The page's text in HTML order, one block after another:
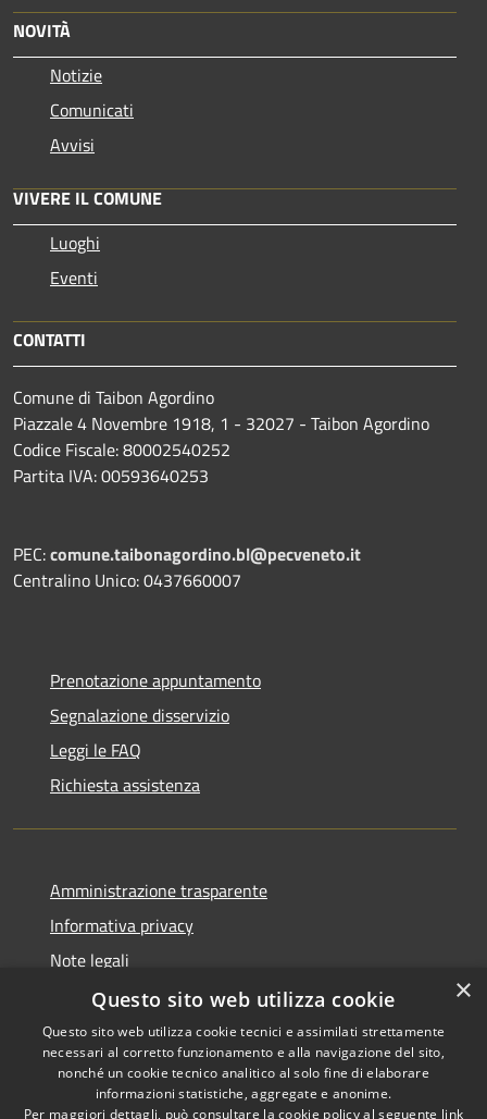
NOVITÀ
Notizie
Comunicati
Avvisi
VIVERE IL COMUNE
Luoghi
Eventi
CONTATTI
Comune di Taibon Agordino
Piazzale 4 Novembre 1918, 1 - 32027 - Taibon Agordino
Codice Fiscale: 80002540252
Partita IVA: 00593640253
PEC:comune.taibonagordino.bl@pecveneto.it
Centralino Unico: 0437660007
Prenotazione appuntamento
Segnalazione disservizio
Leggi le FAQ
Richiesta assistenza
Amministrazione trasparente
Informativa privacy
Note legali
Dichiarazione di accessibilità
RSS
Copyright © 2026 • Comune di
×
Questo sito web utilizza cookie
Questo sito web utilizza cookie tecnici e assimilati strettamente
necessari al corretto funzionamento e alla navigazione del sito,
nonché un cookie tecnico analitico al solo fine di elaborare
informazioni statistiche, aggregate e anonime.
Per maggiori dettagli, può consultare la cookie policy al seguente link